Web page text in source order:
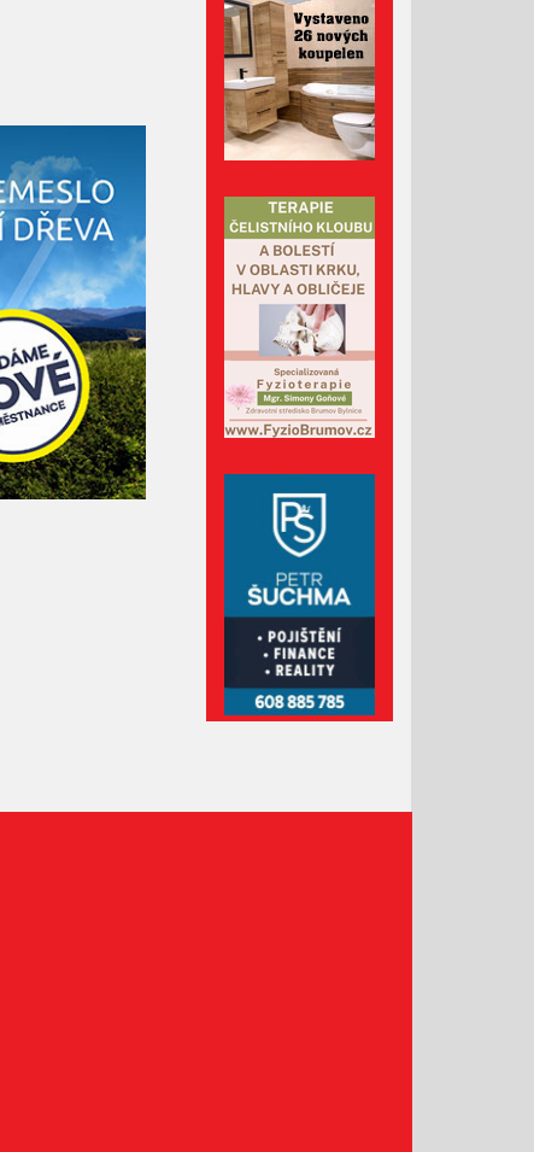
Červen 2022
Květen 2022
Duben 2022
Březen 2022
Únor 2022
Prosinec 2021
Listopad 2021
Říjen 2021
Září 2021
Srpen 2021
Červenec 2021
Červen 2021
Květen 2021
Duben 2021
Březen 2021
Únor 2021
Leden 2021
Prosinec 2020
Listopad 2020
Říjen 2020